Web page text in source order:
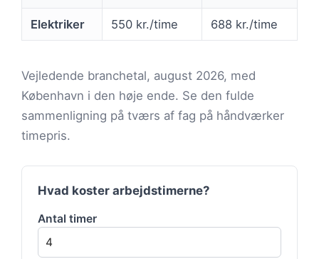
Elektriker 550 kr./time 688 kr./time
Vejledende branchetal, august 2026, med
København i den høje ende. Se den fulde
sammenligning på tværs af fag på håndværker
timepris.
Hvad koster arbejdstimerne?
Antal timer